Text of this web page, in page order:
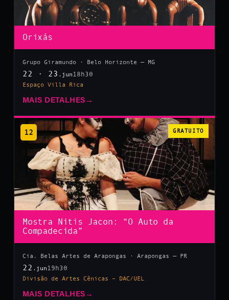
Orixás
Grupo Giramundo · Belo Horizonte — MG
22 · 23 .jun 18h30
Espaço Villa Rica
MAIS DETALHES →
12 GRATUITO
Mostra Nitis Jacon: “O Auto da
Compadecida”
Cia. Belas Artes de Arapongas · Arapongas — PR
22 .jun 19h30
Divisão de Artes Cênicas – DAC/UEL
MAIS DETALHES →